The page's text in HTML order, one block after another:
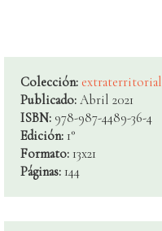
Colección: extraterritorial
Publicado: Abril 2021
ISBN: 978-987-4489-36-4
Edición: 1°
Formato: 13x21
Páginas: 144